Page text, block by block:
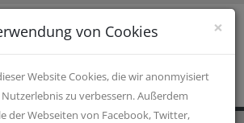
×
von Cookies
Website Cookies, die wir anonmyisiert
zu verbessern. Außerdem
der Webseiten von Facebook, Twitter,